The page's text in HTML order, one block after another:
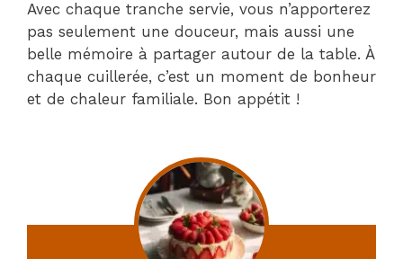
Avec chaque tranche servie, vous n’apporterez
pas seulement une douceur, mais aussi une
belle mémoire à partager autour de la table. À
chaque cuillerée, c’est un moment de bonheur
et de chaleur familiale. Bon appétit !